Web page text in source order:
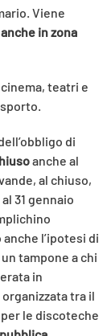
Viene
in zona
teatri e
di
anche al
al chiuso,
31 gennaio
l’ipotesi di
tampone a chi
in
tra il
le discoteche